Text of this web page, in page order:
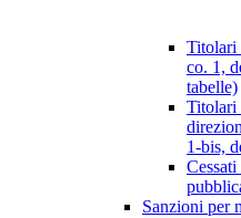
Titolari
co. 1,
tabelle)
Titolari
1-bis,
Sanzioni per